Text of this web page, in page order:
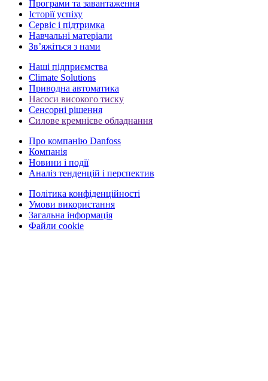
Програми та завантаження
Історії успіху
Сервіс і підтримка
Навчальні матеріали
Зв’яжіться з нами
Наші підприємства
Climate Solutions
Приводна автоматика
Насоси високого тиску
Сенсорні рішення
Силове кремнієве обладнання
Про компанію Danfoss
Компанія
Новини і події
Аналіз тенденцій і перспектив
Політика конфіденційності
Умови використання
Загальна інформація
Файли cookie